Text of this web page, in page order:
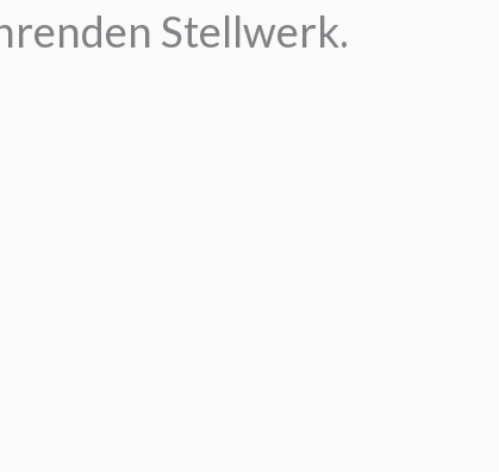
Stellwerk.